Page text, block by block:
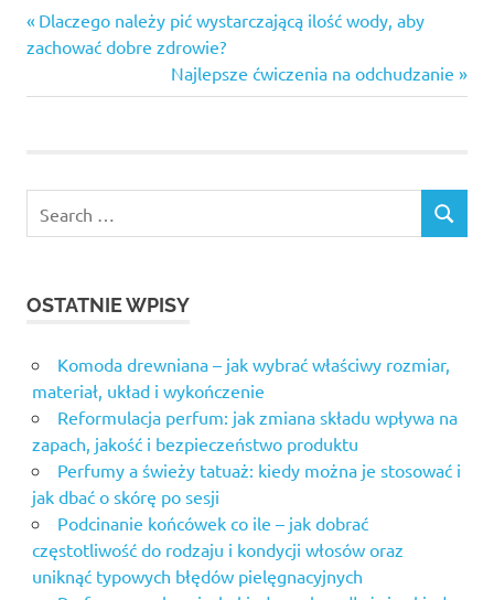
Nawigacja
Previous
Post:
Dlaczego należy pić wystarczającą ilość wody, aby
zachować dobre zdrowie?
Next
Post:
Najlepsze ćwiczenia na odchudzanie
OSTATNIE WPISY
Komoda drewniana – jak wybrać właściwy rozmiar,
materiał, układ i wykończenie
Reformulacja perfum: jak zmiana składu wpływa na
zapach, jakość i bezpieczeństwo produktu
Perfumy a świeży tatuaż: kiedy można je stosować i
jak dbać o skórę po sesji
Podcinanie końcówek co ile – jak dobrać
częstotliwość do rodzaju i kondycji włosów oraz
uniknąć typowych błędów pielęgnacyjnych